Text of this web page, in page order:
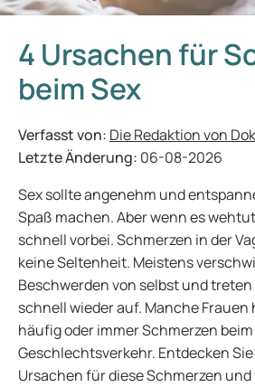
4 Ursachen für
beim Sex
Verfasst von: Die Redaktion von
Letzte Änderung: 06-08-2026
Sex sollte angenehm und
Spaß machen. Aber wenn es
schnell vorbei. Schmerzen in der
keine Seltenheit. Meistens
Beschwerden von selbst und
schnell wieder auf. Manche Frauen
häufig oder immer Schmerzen beim
Geschlechtsverkehr. Entdecken
Ursachen für diese Schmerzen und